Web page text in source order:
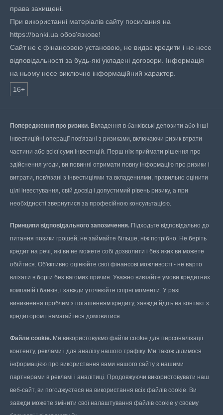
права захищені.
При використанні матеріалів сайту посилання на
https://banki.ua обов'язкове!
Сайт не є фінансовою установою, не видає кредити і не несе
відповідальності за будь-які укладені договори. Інформація
на ньому несе виключно інформаційний характер.
16+
Попередження про ризики. Вкладення в банківські депозити або інші
інвестиційні операції пов'язані з ризиками, включаючи ризик втрати
частини або всієї суми інвестицій. Перш ніж приймати рішення про
здійснення угоди, ви повинні отримати повну інформацію про ризики і
витрати, пов'язані з інвестиціями та вкладеннями, правильно оцінити
цілі інвестування, свій досвід і допустимий рівень ризику, а при
необхідності звернутися за професійною консультацією.
Принципи відповідального запозичення. Підходьте відповідально до
питання позики грошей, не займайте більше, ніж потрібно. Не беріть
кредит на речі, які ви не можете собі дозволити і без яких ви можете
обійтися. Об'єктивно оцінюйте свої фінансові можливості - не варто
влізати в борги без вагомих причин. Уважно вивчайте умови кредитних
компаній і банків, і завжди уточнюйте спірні моменти. У разі
виникнення проблем з погашенням кредиту, завжди йдіть на контакт з
кредитором і намагайтеся домовитися.
Файли cookie. Ми використовуємо файли cookie для персоналізації
контенту, реклами і для аналізу нашого трафіку. Ми також ділимося
інформацією про використання вами нашого сайту з нашими
партнерами в рекламі і аналітиці. Продовжуючи використовувати наш
веб-сайт, ви погоджуєтеся на використання всіх файлів cookie. Ви
завжди можете змінити свої налаштування файлів cookie у своєму